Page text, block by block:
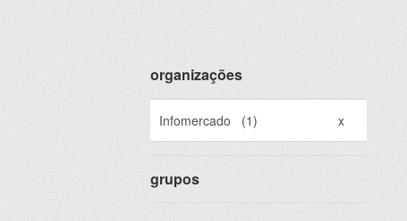
organizações
Infomercado (1) x
grupos